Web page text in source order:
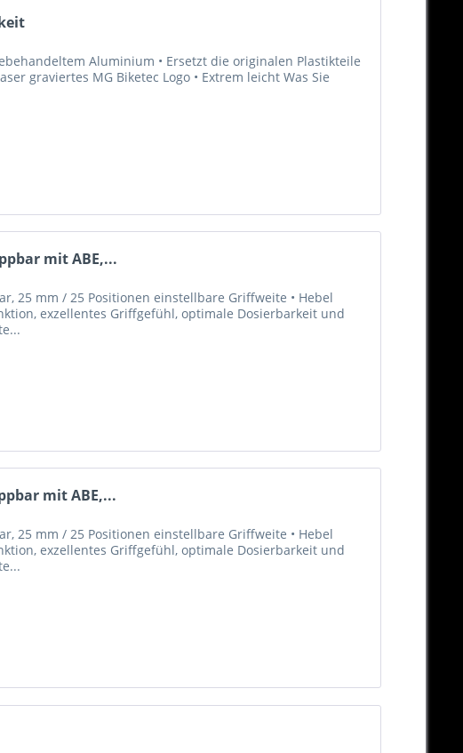
Aluminium • Ersetzt die originalen Plastikteile
graviertes MG Biketec Logo • Extrem leicht Was Sie
mit ABE,...
25 mm / 25 Positionen einstellbare Griffweite • Hebel
exzellentes Griffgefühl, optimale Dosierbarkeit und
mit ABE,...
25 mm / 25 Positionen einstellbare Griffweite • Hebel
exzellentes Griffgefühl, optimale Dosierbarkeit und